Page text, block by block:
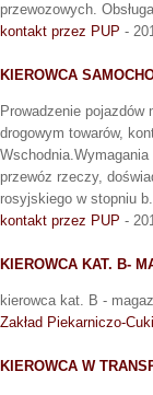
przewozowych.
kontakt przez PUP -
KIEROWCA
Prowadzenie
drogowym towarów,
przewóz rzeczy,
rosyjskiego w stopniu
kontakt przez PUP -
KIEROWCA KAT. B-
kierowca kat. B -
Zakład Piekarniczo-
KIEROWCA W